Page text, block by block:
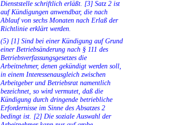
Dienststelle schriftlich erläßt. [3] Satz 2 ist
auf Kündigungen anwendbar, die nach
Ablauf von sechs Monaten nach Erlaß der
Richtlinie erklärt werden.
(5) [1] Sind bei einer Kündigung auf Grund
einer Betriebsänderung nach § 111 des
Betriebsverfassungsgesetzes die
Arbeitnehmer, denen gekündigt werden soll,
in einem Interessenausgleich zwischen
Arbeitgeber und Betriebsrat namentlich
bezeichnet, so wird vermutet, daß die
Kündigung durch dringende betriebliche
Erfordernisse im Sinne des Absatzes 2
bedingt ist. [2] Die soziale Auswahl der